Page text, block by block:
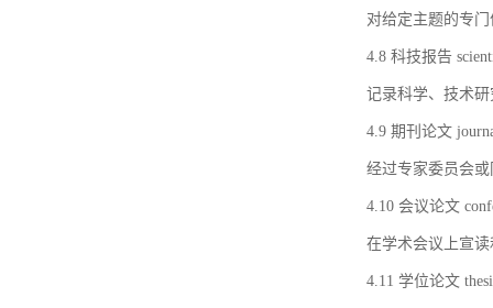
对给定主题的专
4.8 科技报告
记录科学、技术
4.9 期刊论文
经过专家委员会
4.10 会议论文
在学术会议上宣
4.11 学位论文